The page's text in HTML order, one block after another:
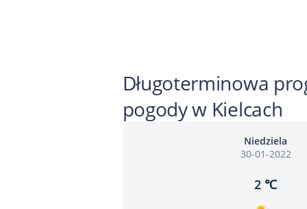
Długoterminowa
pogody w Kielcach
Niedziela
30-01-2022
2 ℃